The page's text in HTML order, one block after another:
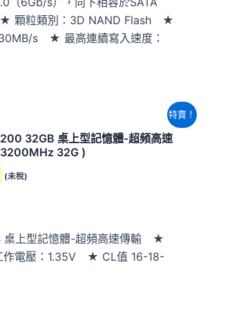
粒類別：3D NAND Flash ★
s ★ 最高連續寫入速度：
特賣！
32GB 桌上型記憶體-超頻高速
32G )
價
格：
(未稅)
上型記憶體-超頻高速傳輸 ★
電壓：1.35V ★ CL值 16-18-